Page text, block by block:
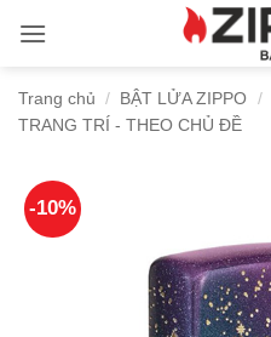
qua
dungTrang chủ / BẬT LỬA ZIPPO /
TRANG TRÍ - THEO CHỦ ĐỀ
-10%